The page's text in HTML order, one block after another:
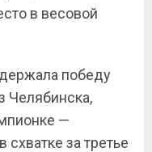
в весовой
победу
Челябинска,
—
за третье